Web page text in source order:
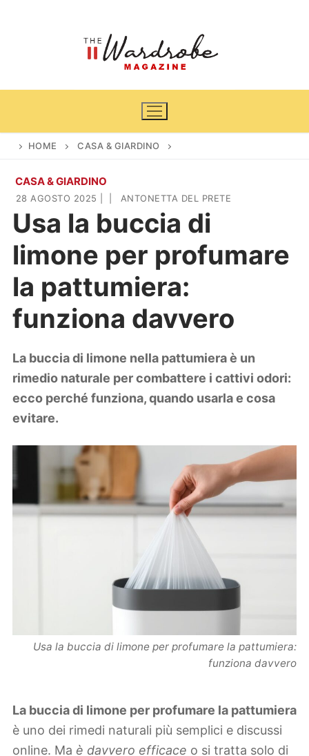
Home
News
Cinema e TV
Casa & Giardino
Arredamento
Piante e fiori
DIY
Lifestyle
Viaggi
HOME CASA & GIARDINO
CASA & GIARDINO
28 AGOSTO 2025 ANTONETTA DEL PRETE
Usa la buccia di
limone per profumare
la pattumiera:
funziona davvero
La buccia di limone nella pattumiera è un
rimedio naturale per combattere i cattivi odori:
ecco perché funziona, quando usarla e cosa
evitare.
Usa la buccia di limone per profumare la pattumiera:
funziona davvero
La buccia di limone per profumare la pattumiera
è uno dei rimedi naturali più semplici e discussi
online. Ma è davvero efficace o si tratta solo di